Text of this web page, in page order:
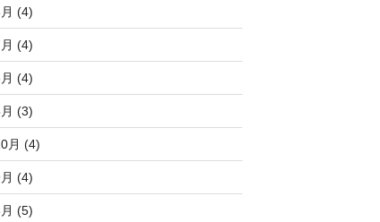
(4)
(4)
(4)
(3)
月 (4)
(4)
(5)